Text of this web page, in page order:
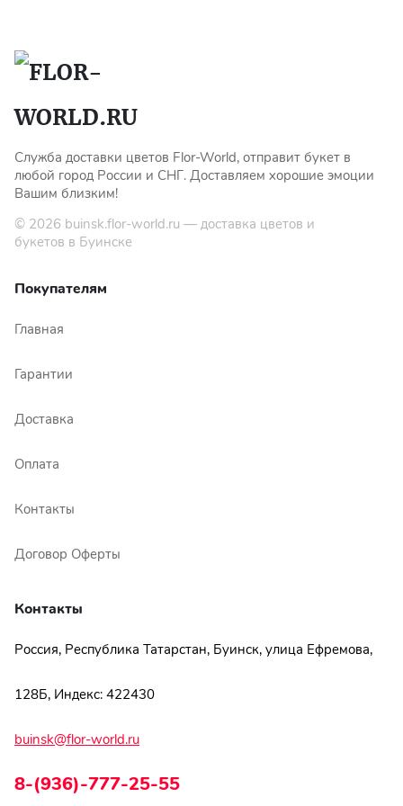
Служба доставки цветов Flor-World, отправит букет в
любой город России и СНГ. Доставляем хорошие эмоции
Вашим близким!
© 2026 buinsk.flor-world.ru — доставка цветов и
букетов в Буинске
Покупателям
Главная
Гарантии
Доставка
Оплата
Контакты
Договор Оферты
Контакты
Россия, Республика Татарстан, Буинск, улица Ефремова,
128Б, Индекс: 422430
buinsk@flor-world.ru
8-(936)-777-25-55